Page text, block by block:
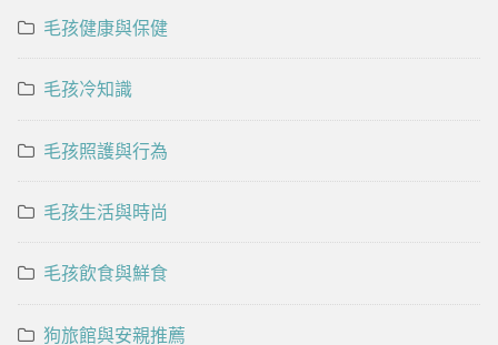
毛孩健康與保健
毛孩冷知識
毛孩照護與行為
毛孩生活與時尚
毛孩飲食與鮮食
狗旅館與安親推薦